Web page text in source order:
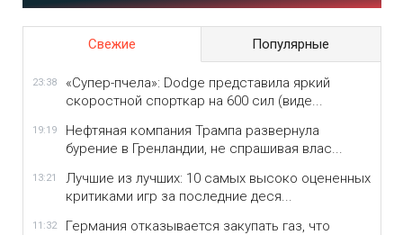
Свежие Популярные
23:38
«Супер-пчела»: Dodge представила яркий
скоростной спорткар на 600 сил (виде...
19:19
Нефтяная компания Трампа развернула
бурение в Гренландии, не спрашивая влас...
13:21
Лучшие из лучших: 10 самых высоко оцененных
критиками игр за последние деся...
11:32
Германия отказывается закупать газ, что